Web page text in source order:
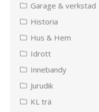
Garage & verkstad
Historia
Hus & Hem
Idrott
Innebandy
Jurudik
KL trä